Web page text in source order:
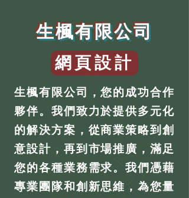
生楓有限公司
網頁設計
生楓有限公司，您的成功合作
夥伴。我們致力於提供多元化
的解決方案，從商業策略到創
意設計，再到市場推廣，滿足
您的各種業務需求。我們憑藉
專業團隊和創新思維，為您量